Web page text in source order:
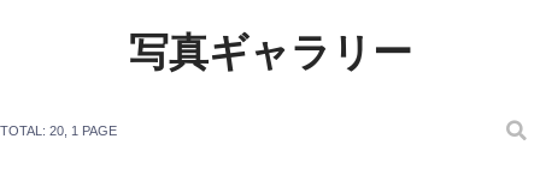
写真ギャラリー
TOTAL: 20 , 1 PAGE